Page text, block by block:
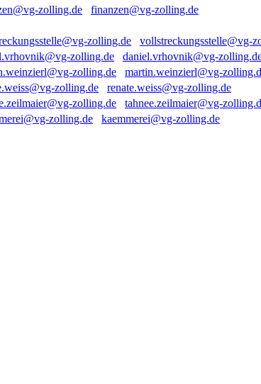
finanzen@vg-zolling.de
vollstreckungsstelle@vg-
daniel.vrhovnik@vg-
martin.weinzierl@vg-
renate.weiss@vg-zolling.de
tahnee.zeilmaier@vg-
kaemmerei@vg-zolling.de